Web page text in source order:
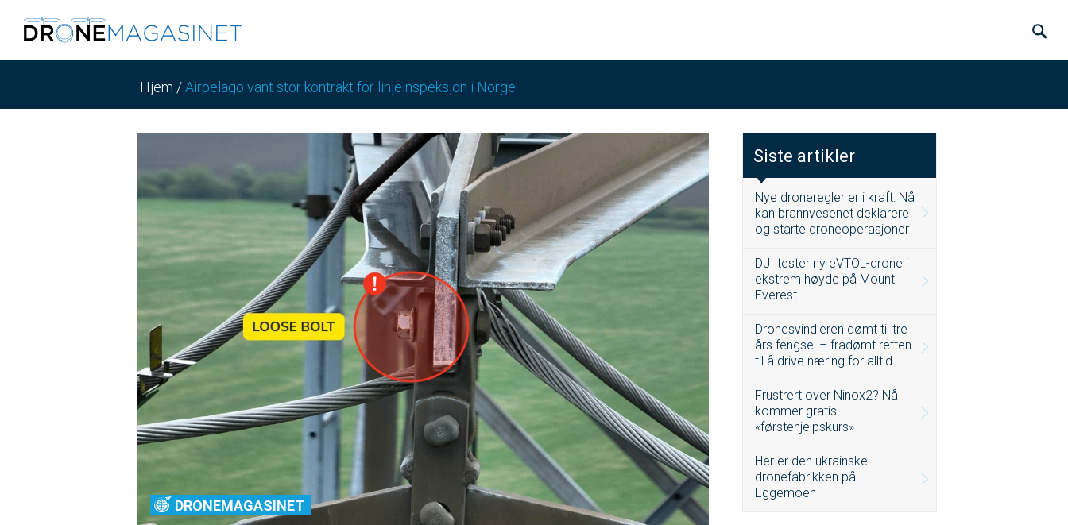
Hjem /Airpelago vant stor kontrakt for linjeinspeksjon i Norge
DRONEMAGASINET
Siste artikler
Nye droneregler er i kraft: Nå
kan brannvesenet deklarere
og starte droneoperasjoner
DJI tester ny eVTOL-drone i
ekstrem høyde på Mount
Everest
Dronesvindleren dømt til tre
års fengsel – fradømt retten
til å drive næring for alltid
Frustrert over Ninox2? Nå
kommer gratis
«førstehjelpskurs»
Her er den ukrainske
dronefabrikken på
Eggemoen